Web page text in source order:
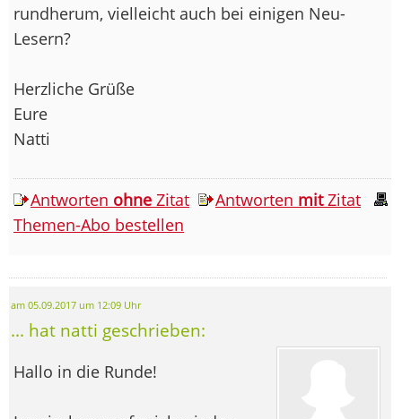
rundherum, vielleicht auch bei einigen Neu-
Lesern?
Herzliche Grüße
Eure
Natti
Antworten ohne Zitat Antworten mitZitat
Themen-Abo bestellen
am 05.09.2017 um 12:09 Uhr
... hat natti geschrieben:
Hallo in die Runde!